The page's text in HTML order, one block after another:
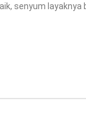
senyum layaknya